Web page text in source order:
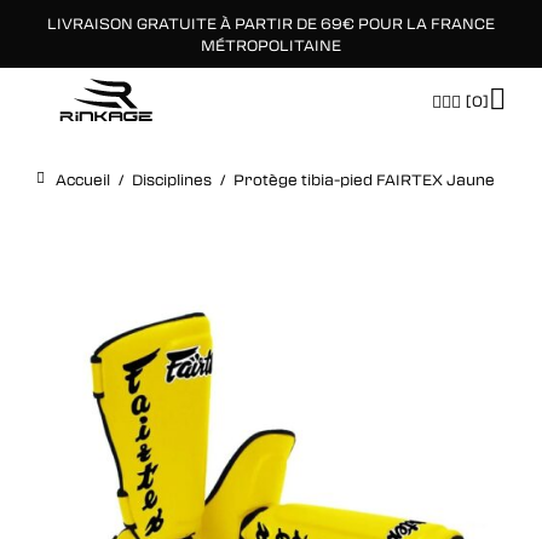
LIVRAISON GRATUITE À PARTIR DE 69€ POUR LA FRANCE
MÉTROPOLITAINE
[0]
Accueil / Disciplines / Protège tibia-pied FAIRTEX Jaune